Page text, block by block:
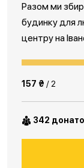
Разом ми
будинку для
центру на
157 ₴ / 2
342